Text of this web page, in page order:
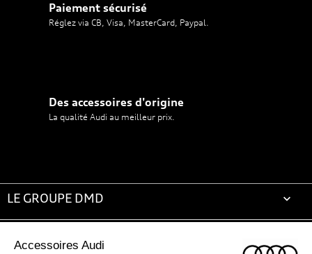
Paiement sécurisé
Réglez via CB, Visa, MasterCard, Paypal.
Des accessoires d'origine
La qualité Audi au meilleur prix.
LE GROUPE DMD 